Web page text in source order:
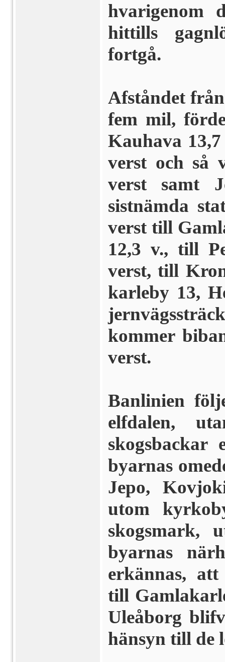
hvarigenom
hittills
fortgå.
Afståndet
fem mil,
Kauhava
verst och så
verst samt
sistnämda
verst till
12,3 v., till
verst, till
karleby 13,
kommer
verst.
Banlinien
elfdalen,
skogsbackar
byarnas
Jepo,
utom
skogs­mark,
byarnas
erkännas,
till
Uleåborg
hänsyn till de